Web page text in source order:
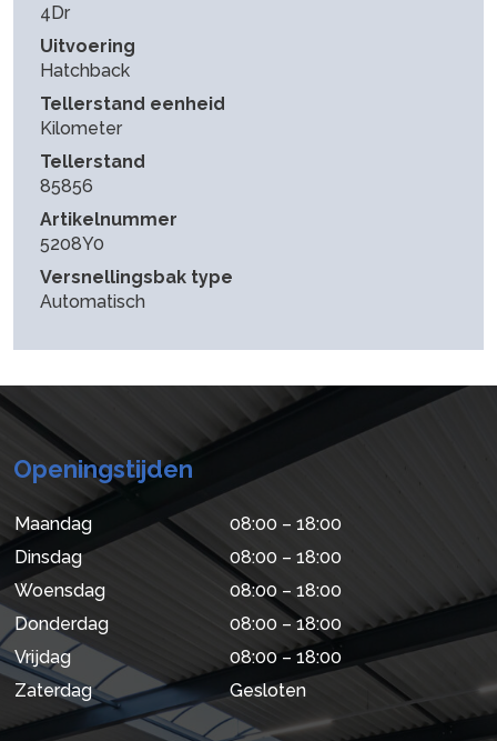
4Dr
Uitvoering
Hatchback
Tellerstand eenheid
Kilometer
Tellerstand
85856
Artikelnummer
5208Y0
Versnellingsbak type
Automatisch
Openingstijden
Maandag
08:00 – 18:00
Dinsdag
08:00 – 18:00
Woensdag
08:00 – 18:00
Donderdag
08:00 – 18:00
Vrijdag
08:00 – 18:00
Zaterdag
Gesloten